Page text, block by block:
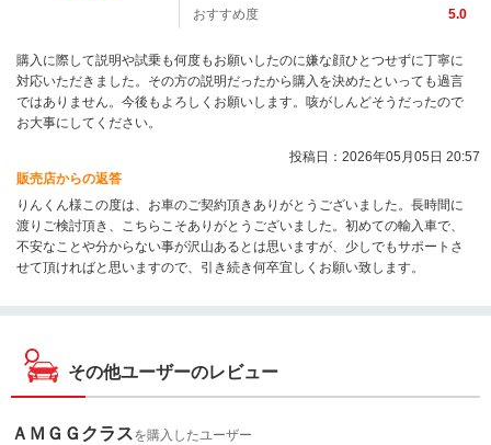
おすすめ度
5.0
購入に際して説明や試乗も何度もお願いしたのに嫌な顔ひとつせずに丁寧に
対応いただきました。その方の説明だったから購入を決めたといっても過言
ではありません。今後もよろしくお願いします。咳がしんどそうだったので
お大事にしてください。
投稿日：2026年05月05日 20:57
販売店からの返答
りんくん様この度は、お車のご契約頂きありがとうございました。長時間に
渡りご検討頂き、こちらこそありがとうございました。初めての輸入車で、
不安なことや分からない事が沢山あるとは思いますが、少しでもサポートさ
せて頂ければと思いますので、引き続き何卒宜しくお願い致します。
その他ユーザーのレビュー
ＡＭＧＧクラスを購入したユーザー